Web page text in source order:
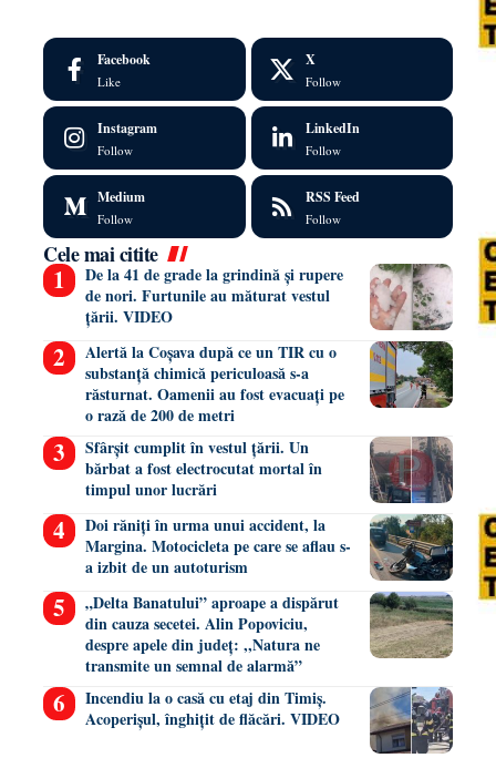
Facebook
Like
X
Follow
Instagram
Follow
LinkedIn
Follow
Medium
Follow
RSS Feed
Follow
Cele mai citite
De la 41 de grade la grindină și rupere
de nori. Furtunile au măturat vestul
țării. VIDEO
Alertă la Coșava după ce un TIR cu o
substanță chimică periculoasă s-a
răsturnat. Oamenii au fost evacuați pe
o rază de 200 de metri
Sfârșit cumplit în vestul țării. Un
bărbat a fost electrocutat mortal în
timpul unor lucrări
Doi răniți în urma unui accident, la
Margina. Motocicleta pe care se aflau s-
a izbit de un autoturism
„Delta Banatului” aproape a dispărut
din cauza secetei. Alin Popoviciu,
despre apele din județ: ,,Natura ne
transmite un semnal de alarmă”
Incendiu la o casă cu etaj din Timiș.
Acoperișul, înghițit de flăcări. VIDEO